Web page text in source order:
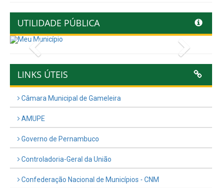
UTILIDADE PÚBLICA
Previous
LINKS ÚTEIS
Câmara Municipal de Gameleira
AMUPE
Governo de Pernambuco
Controladoria-Geral da União
Confederação Nacional de Municípios - CNM